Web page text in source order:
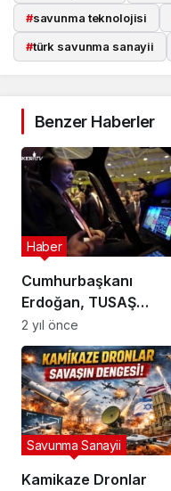
#savunma teknolojisi
#türk savunma sanayii
Benzer Haberler
Cumhurbaşkanı
Erdoğan, TUSAŞ
Merkez Yerleşke’de
T625 GÖKBEY
Helikopteri Teslimat
Töreni’ne katıldı
Haber
2 yıl önce
Kamikaze Dronlar
Savunma Sanayii